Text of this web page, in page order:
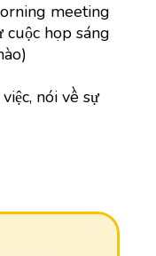
meeting
họp sáng
nói về sự